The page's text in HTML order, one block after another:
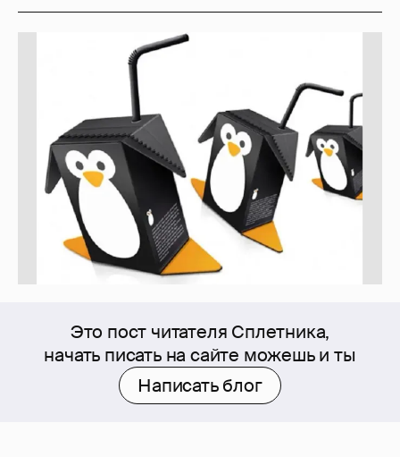
Это пост читателя Сплетника,
начать писать на сайте можешь и ты
Написать блог